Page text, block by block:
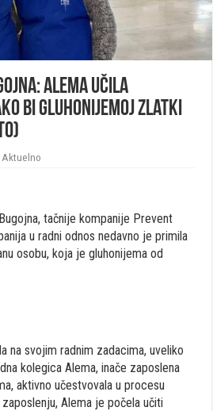
Alema učila
bi gluhonijemoj Zlatki
Aktuelno
tačnije kompanije Prevent
u radni odnos nedavno je primila
osobu, koja je gluhonijema od
na svojim radnim zadacima, uveliko
kolegica Alema, inače zaposlena
aktivno učestvovala u procesu
Alema je počela učiti